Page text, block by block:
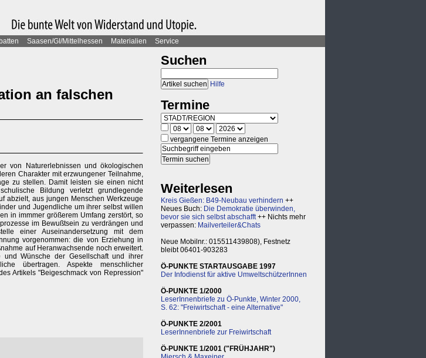
Saasen/GI/Mittelhessen Materialien
Service
an falschen
von Naturerlebnissen und ökologischen
Charakter mit erzwungener Teilnahme,
zu stellen. Damit leisten sie einen nicht
Bildung verletzt grundlegende
abzielt, aus jungen Menschen Werkzeuge
und Jugendliche um ihrer selbst willen
in immmer größerem Umfang zerstört, so
im Bewußtsein zu verdrängen und
einer Auseinandersetzung mit dem
vorgenommen: die von Erziehung in
auf Heranwachsende noch erweitert.
und Wünsche der Gesellschaft und ihrer
übertragen. Aspekte menschlicher
Artikels "Beigeschmack von Repression"
Suchen
Hilfe
Termine
vergangene Termine anzeigen
Weiterlesen
Kreis Gießen: B49-Neubau verhindern ++
Neues Buch: Die Demokratie überwinden,
bevor sie sich selbst abschafft++ Nichts mehr
verpassen: Mailverteiler&Chats
Neue Mobilnr.: 015511439808), Festnetz
bleibt 06401-903283
Ö-PUNKTE STARTAUSGABE 1997
Der Infodienst für aktive UmweltschützerInnen
Ö-PUNKTE 1/2000
LeserInnenbriefe zu Ö-Punkte, Winter 2000,
S. 62: "Freiwirtschaft - eine Alternative"
Ö-PUNKTE 2/2001
LeserInnenbriefe zur Freiwirtschaft
Ö-PUNKTE 1/2001 ("FRÜHJAHR")